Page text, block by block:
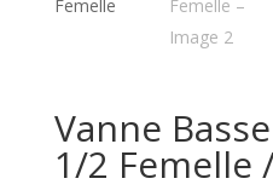
Vanne
1/2 Femelle